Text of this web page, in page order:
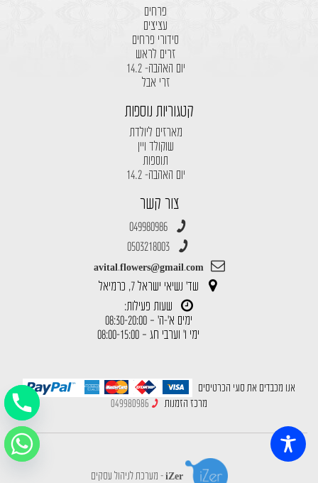
פרחים
עציצים
סידורי פרחים
זרים לראש
יום האהבה- 14.2
זרי אבל
קטגוריות נוספות
מארזים ליולדת
שוקולד ויין
תוספות
יום האהבה- 14.2
צור קשר
049980986
0503218003
avital.flowers@gmail.com
שד' נשיאי ישראל 7, כרמיאל
שעות פעילות:
ימים א'-ה' – 08:30-20:00
ימי ו' וערבי חג – 08:00-15:00
אנו מכבדים את סוגי הכרטיסים
מרכז הזמנות
iZer - מערכת לניהול עסקים